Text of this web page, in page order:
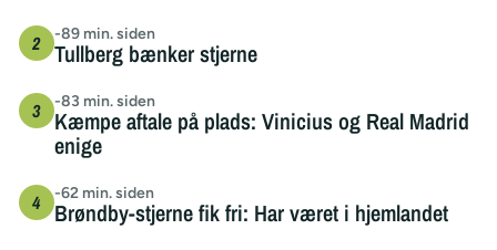
-89 min. siden
Tullberg bænker stjerne
-83 min. siden
Kæmpe aftale på plads: Vinicius og Real Madrid
enige
-62 min. siden
Brøndby-stjerne fik fri: Har været i hjemlandet